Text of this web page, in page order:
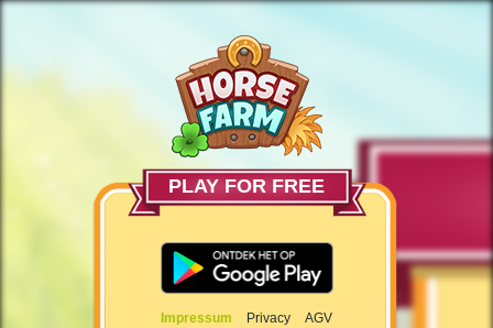
PLAY FOR FREE
Impressum Privacy
AGV